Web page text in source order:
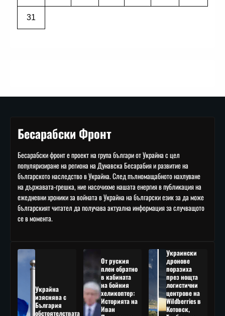
31
Бесарабски Фронт
Бесарабски фронт е проект на група българи от Украйна с цел
популяризиране на региона на Дунавска Бесарабия и развитие на
българското наследство в Украйна. След пълномащабното нахлуване
на държавата-грешка, ние насочихме нашата енергия в публикация на
ежедневни хроники за войната в Украйна на български език за да може
българският читател да получава актуална информация за случващото
се в момента.
Украйна
изяснява с
България
обстоятелствата
От руския
плен обратно
в кабината
на бойния
хеликоптер:
Историята на
Иван
Украински
дронове
поразиха
през нощта
логистични
центрове на
Wildberries в
Котовск,